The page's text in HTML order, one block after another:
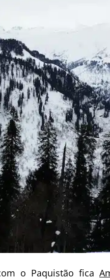
o Paquistão fica